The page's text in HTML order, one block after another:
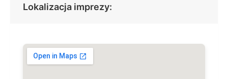
Lokalizacja imprezy: